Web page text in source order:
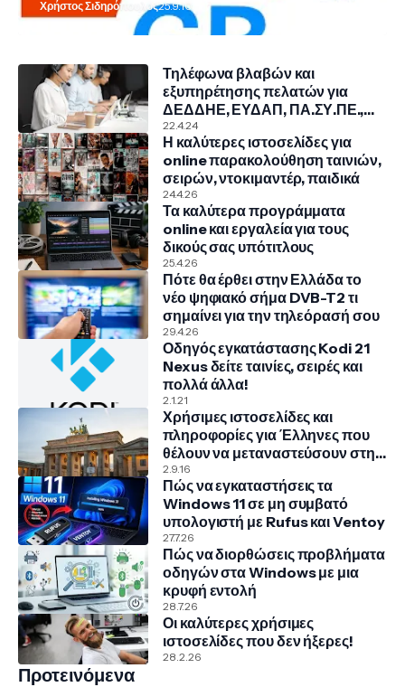
Χρήστος Σιδηρόπουλος25.9.10
Τηλέφωνα βλαβών και
εξυπηρέτησης πελατών για
ΔΕΔΔΗΕ, ΕΥΔΑΠ, ΠΑ.ΣΥ.ΠΕ.,
COSMOTE, NOVA, VODAFONE
22.4.24
Η καλύτερες ιστοσελίδες για
online παρακολούθηση ταινιών,
σειρών, ντοκιμαντέρ, παιδικά
24.4.26
Τα καλύτερα προγράμματα
online και εργαλεία για τους
δικούς σας υπότιτλους
25.4.26
Πότε θα έρθει στην Ελλάδα το
νέο ψηφιακό σήμα DVB-T2 τι
σημαίνει για την τηλεόρασή σου
29.4.26
Οδηγός εγκατάστασης Kodi 21
Nexus δείτε ταινίες, σειρές και
πολλά άλλα!
2.1.21
Χρήσιμες ιστοσελίδες και
πληροφορίες για Έλληνες που
θέλουν να μεταναστεύσουν στην
Γερμανία
2.9.16
Πώς να εγκαταστήσεις τα
Windows 11 σε μη συμβατό
υπολογιστή με Rufus και Ventoy
27.7.26
Πώς να διορθώσεις προβλήματα
οδηγών στα Windows με μια
κρυφή εντολή
28.7.26
Οι καλύτερες χρήσιμες
ιστοσελίδες που δεν ήξερες!
28.2.26
Προτεινόμενα